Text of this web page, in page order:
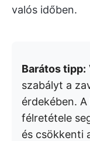
valós időben.
Barátos tipp:
szabályt a
érdekében.
félretétele
és csökkenti